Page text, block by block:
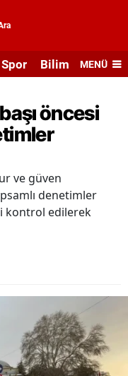
Spor Bilim veMENÜ
öncesi
ve güven
denetimler
kontrol edilerek